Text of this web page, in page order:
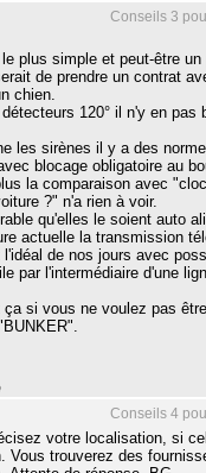
Conseils 3
plus simple et peut-être
de prendre un contrat
chien.
120° il n'y en pas
les sirènes il y a des
blocage obligatoire au
la comparaison avec
?" n'a rien à voir.
qu'elles le soient auto
actuelle la transmission
de nos jours avec
par l'intermédiaire d'une
si vous ne voulez pas
Conseils 4
votre localisation, si
Vous trouverez des